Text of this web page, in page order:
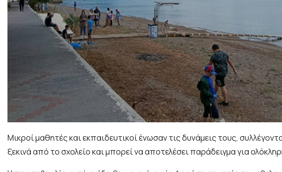
Μικροί μαθητές και εκπαιδευτικοί ένωσαν τις δυνάμεις τους,
ξεκινά από το σχολείο και μπορεί να αποτελέσει παράδειγμα για